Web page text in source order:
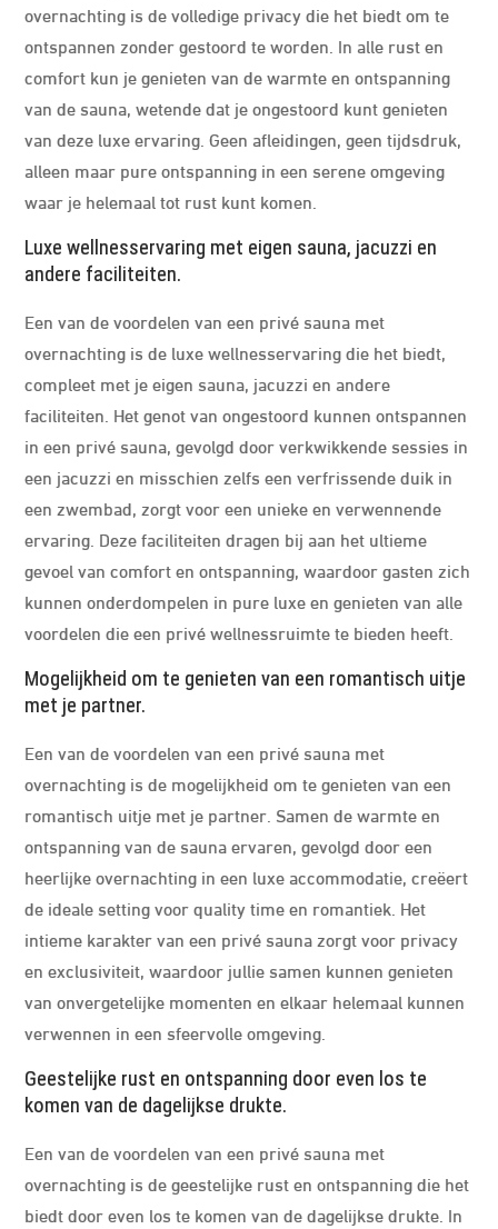
overnachting is de volledige privacy die het biedt om te
ontspannen zonder gestoord te worden. In alle rust en
comfort kun je genieten van de warmte en ontspanning
van de sauna, wetende dat je ongestoord kunt genieten
van deze luxe ervaring. Geen afleidingen, geen tijdsdruk,
alleen maar pure ontspanning in een serene omgeving
waar je helemaal tot rust kunt komen.
Luxe wellnesservaring met eigen sauna, jacuzzi en
andere faciliteiten.
Een van de voordelen van een privé sauna met
overnachting is de luxe wellnesservaring die het biedt,
compleet met je eigen sauna, jacuzzi en andere
faciliteiten. Het genot van ongestoord kunnen ontspannen
in een privé sauna, gevolgd door verkwikkende sessies in
een jacuzzi en misschien zelfs een verfrissende duik in
een zwembad, zorgt voor een unieke en verwennende
ervaring. Deze faciliteiten dragen bij aan het ultieme
gevoel van comfort en ontspanning, waardoor gasten zich
kunnen onderdompelen in pure luxe en genieten van alle
voordelen die een privé wellnessruimte te bieden heeft.
Mogelijkheid om te genieten van een romantisch uitje
met je partner.
Een van de voordelen van een privé sauna met
overnachting is de mogelijkheid om te genieten van een
romantisch uitje met je partner. Samen de warmte en
ontspanning van de sauna ervaren, gevolgd door een
heerlijke overnachting in een luxe accommodatie, creëert
de ideale setting voor quality time en romantiek. Het
intieme karakter van een privé sauna zorgt voor privacy
en exclusiviteit, waardoor jullie samen kunnen genieten
van onvergetelijke momenten en elkaar helemaal kunnen
verwennen in een sfeervolle omgeving.
Geestelijke rust en ontspanning door even los te
komen van de dagelijkse drukte.
Een van de voordelen van een privé sauna met
overnachting is de geestelijke rust en ontspanning die het
biedt door even los te komen van de dagelijkse drukte. In